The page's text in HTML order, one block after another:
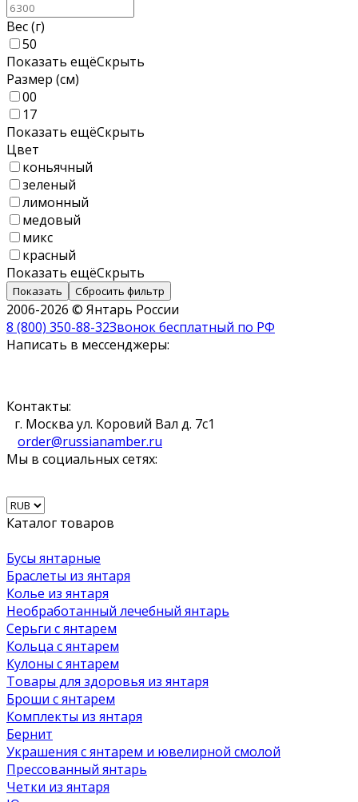
Вес (г)
50
Показать ещёСкрыть
Размер (см)
00
17
Показать ещёСкрыть
Цвет
коньячный
зеленый
лимонный
медовый
микс
красный
Показать ещёСкрыть
Показать Сбросить фильтр
2006-2026 © Янтарь России
8 (800) 350-88-32Звонок бесплатный по РФ
Написать в мессенджеры:
Контакты:
г. Москва ул. Коровий Вал д. 7с1
order@russianamber.ru
Мы в социальных сетях:
Каталог товаров
Бусы янтарные
Браслеты из янтаря
Колье из янтаря
Необработанный лечебный янтарь
Серьги с янтарем
Кольца с янтарем
Кулоны с янтарем
Товары для здоровья из янтаря
Броши с янтарем
Комплекты из янтаря
Бернит
Украшения с янтарем и ювелирной смолой
Прессованный янтарь
Четки из янтаря